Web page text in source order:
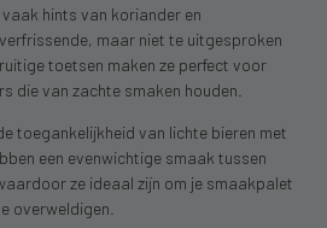
hints van koriander en
maar niet te uitgesproken
toetsen maken ze perfect voor
die van zachte smaken houden.
toegankelijkheid van lichte bieren met
een evenwichtige smaak tussen
ze ideaal zijn om je smaakpalet
overweldigen.